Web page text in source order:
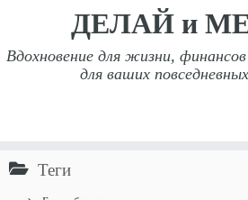
содержимому
ДЕЛАЙ и
Вдохновение для жизни,
для ваших
Теги